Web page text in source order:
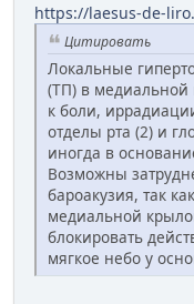
https://laesus-de-
Цитировать
Локальные
(ТП) в
к боли,
отделы рта (2) и
иногда в
Возможны
бароакузия, так
медиальной
блокировать
мягкое небо у